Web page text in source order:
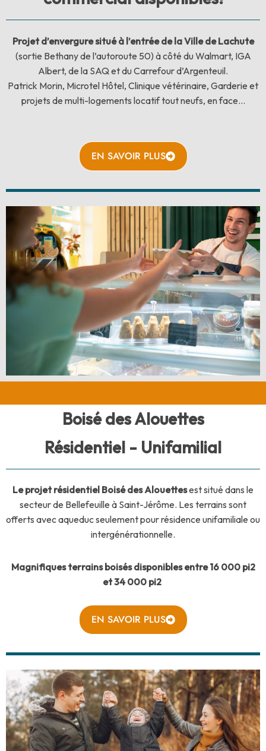
Projet d’envergure situé à l’entrée de la Ville de Lachute
(sortie Bethany de l’autoroute 50) à côté du Walmart, IGA
Albert, de la SAQ et du Carrefour d’Argenteuil.
Patrick Morin, Microtel Hôtel, Clinique vétérinaire, Garderie et
projets de multi-logements locatif tout neufs, en face…
EN SAVOIR PLUS
Boisé des Alouettes
Résidentiel - Unifamilial
Le projet résidentiel Boisé des Alouettesest situé dans le
secteur de Bellefeuille à Saint-Jérôme. Les terrains sont
offerts avec aqueduc seulement pour résidence unifamiliale ou
intergénérationnelle.
Magnifiques terrains boisés disponibles entre 16 000 pi2
et 34 000 pi2
EN SAVOIR PLUS